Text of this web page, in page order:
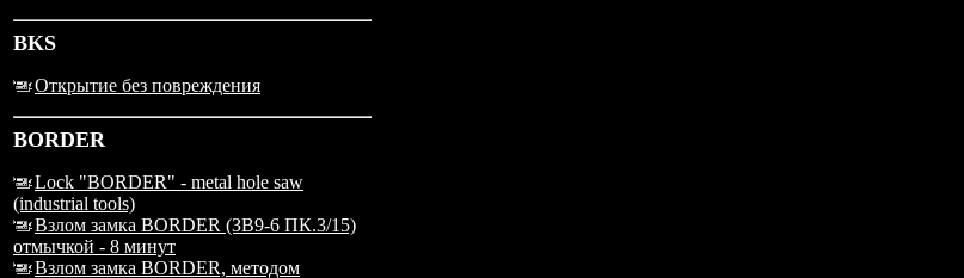
BKS
Открытие без повреждения
BORDER
Lock "BORDER" - metal hole saw
(industrial tools)
Взлом замка BORDER (ЗВ9-6 ПК.3/15)
отмычкой - 8 минут
Взлом замка BORDER, методом